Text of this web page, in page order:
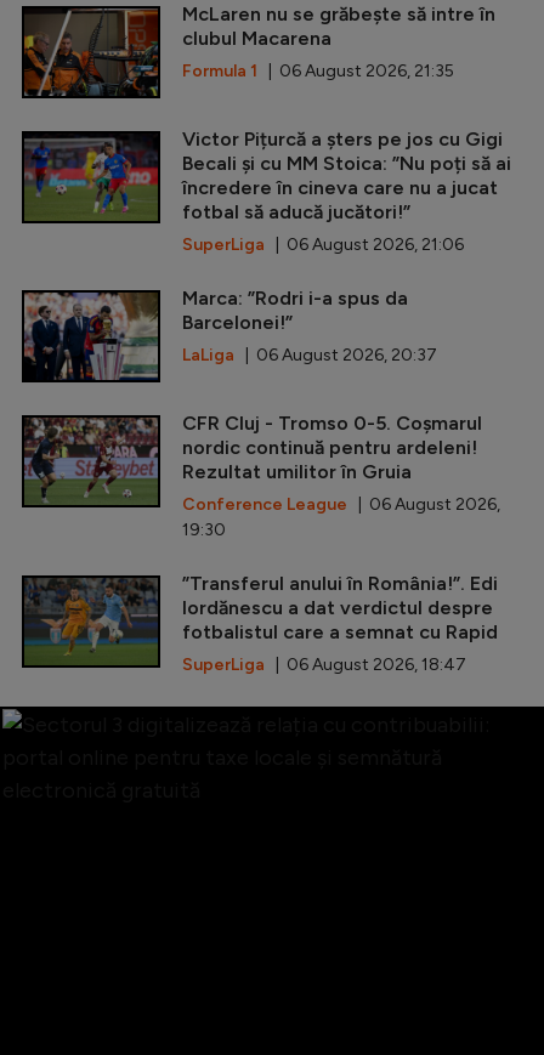
McLaren nu se grăbește să intre în
clubul Macarena
Formula 1 | 06 August 2026, 21:35
Victor Pițurcă a șters pe jos cu Gigi
Becali și cu MM Stoica: ”Nu poți să ai
încredere în cineva care nu a jucat
fotbal să aducă jucători!”
SuperLiga | 06 August 2026, 21:06
Marca: ”Rodri i-a spus da
Barcelonei!”
LaLiga | 06 August 2026, 20:37
CFR Cluj - Tromso 0-5. Coșmarul
nordic continuă pentru ardeleni!
Rezultat umilitor în Gruia
Conference League | 06 August 2026,
19:30
”Transferul anului în România!”. Edi
Iordănescu a dat verdictul despre
fotbalistul care a semnat cu Rapid
SuperLiga | 06 August 2026, 18:47